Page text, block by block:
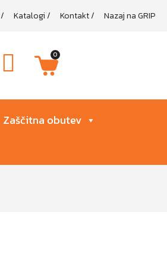
/ Katalogi/ Kontakt/ Nazaj na GRIP
0
Zaščitna obutev